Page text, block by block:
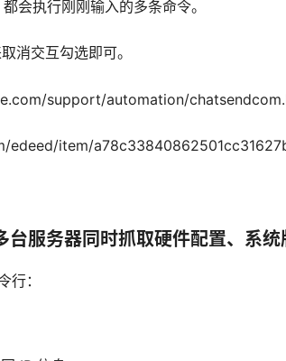
会执行刚刚输入的多条命令。
消交互勾选即可。
support/automation/
edeed/item/
服务器同时抓取硬件配置、系统
：